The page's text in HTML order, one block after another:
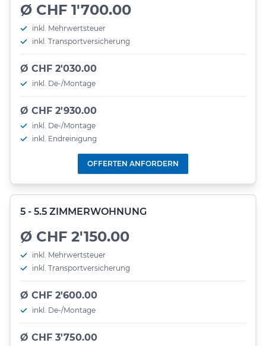
Ø CHF 1'700.00
inkl. Mehrwertsteuer
inkl. Transportversicherung
Ø CHF 2'030.00
inkl. De-/Montage
Ø CHF 2'930.00
inkl. De-/Montage
inkl. Endreinigung
OFFERTEN ANFORDERN
5 - 5.5 ZIMMERWOHNUNG
Ø CHF 2'150.00
inkl. Mehrwertsteuer
inkl. Transportversicherung
Ø CHF 2'600.00
inkl. De-/Montage
Ø CHF 3'750.00